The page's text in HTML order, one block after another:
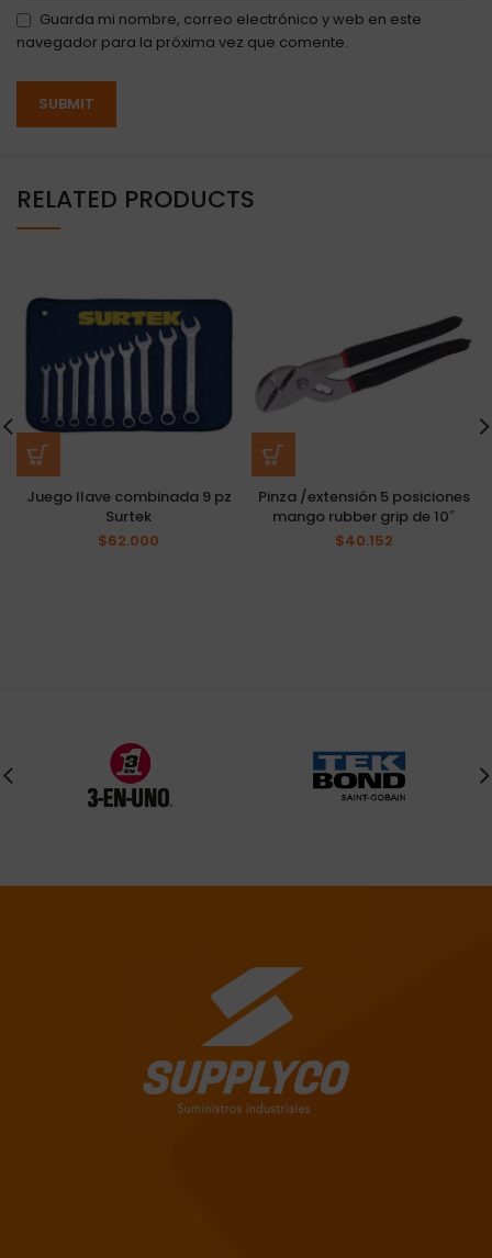
Guarda mi nombre, correo electrónico y web en este
navegador para la próxima vez que comente.
RELATED PRODUCTS
Juego llave combinada 9 pz
Surtek
$62.000
Pinza /extensión 5 posiciones
mango rubber grip de 10″
$40.152